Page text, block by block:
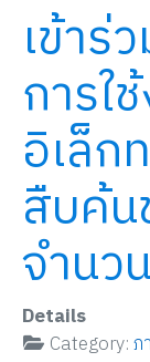
เข้าร่
การใ
อิเล็ก
สืบค้น
จำนว
Details
Category:ภ